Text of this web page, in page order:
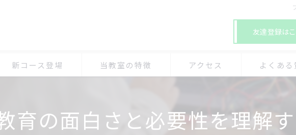
友達登録は
新コース登場 当教室の特徴
体験
アクセス
プログラミング教室-アプロボスク
よくある
育の面白さと必要性を理解